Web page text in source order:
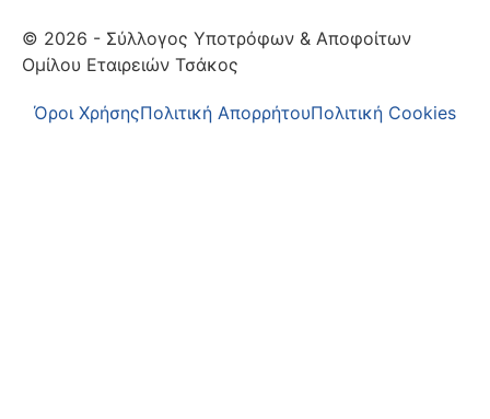
© 2026 - Σύλλογος Υποτρόφων & Αποφοίτων
Ομίλου Εταιρειών Τσάκος
Όροι ΧρήσηςΠολιτική ΑπορρήτουΠολιτική Cookies